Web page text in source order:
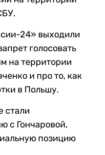
24» выходили
голосовать
на территории
и про то, как
в Польшу.
стали
с Гончаровой,
позицию